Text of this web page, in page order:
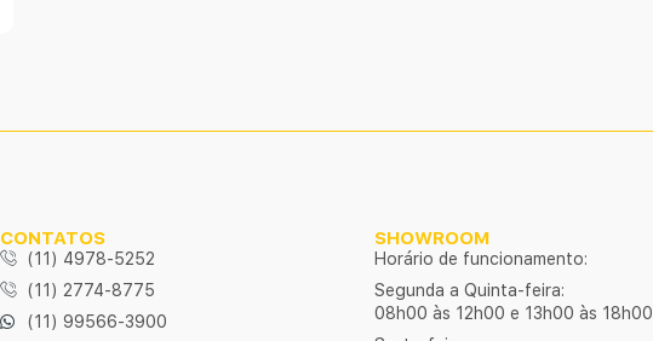
CONTATOS
(11) 4978-5252
(11) 2774-8775
(11) 99566-3900
SHOWROOM
Horário de funcionamento:
Segunda a Quinta-feira:
08h00 às 12h00 e 13h00 às 18h00